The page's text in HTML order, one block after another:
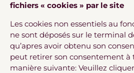
fichiers « cookies » par le site
Les cookies non essentiels au
ne sont déposés sur le terminal
qu’apres avoir obtenu son
peut retirer son consentement
manière suivante: Veuillez